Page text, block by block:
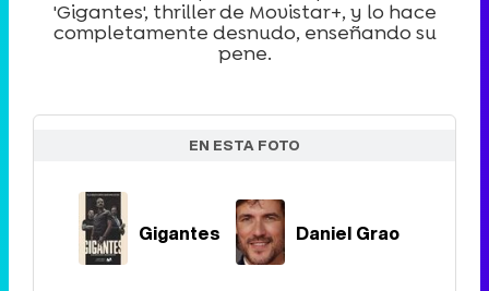
'Gigantes', thriller de Movistar+, y lo hace
completamente desnudo, enseñando su
pene.
EN ESTA FOTO
Gigantes Daniel Grao